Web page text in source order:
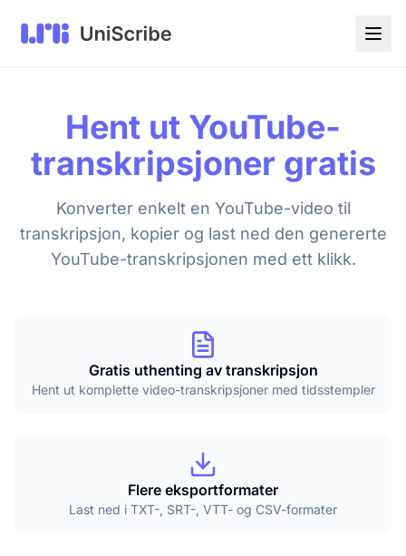
Hent ut YouTube-
transkripsjoner gratis
Konverter enkelt en YouTube-video til
transkripsjon, kopier og last ned den genererte
YouTube-transkripsjonen med ett klikk.
Gratis uthenting av transkripsjon
Hent ut komplette video-transkripsjoner med tidsstempler
Flere eksportformater
Last ned i TXT-, SRT-, VTT- og CSV-formater